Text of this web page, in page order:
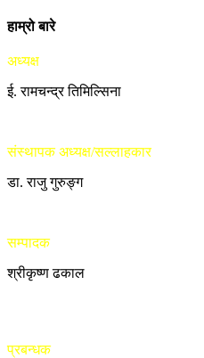
हाम्रो बारे
अध्यक्ष
ई. रामचन्द्र तिमिल्सिना
संस्थापक अध्यक्ष/सल्लाहकार
डा. राजु गुरुङ्ग
सम्पादक
श्रीकृष्ण ढकाल
प्रबन्धक